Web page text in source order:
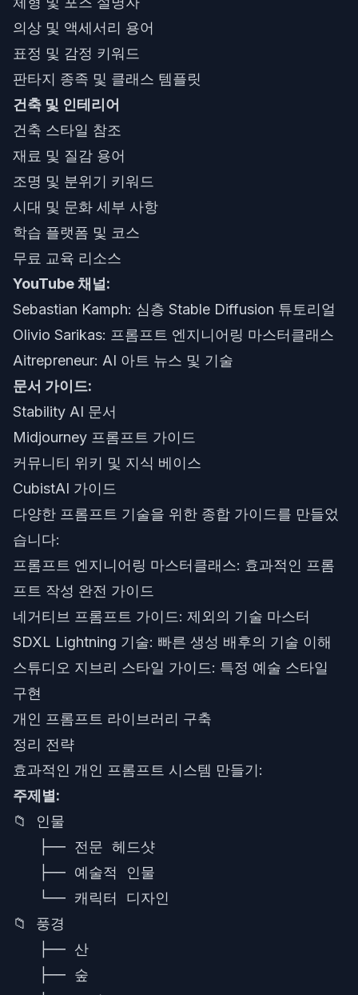
의상 및 액세서리 용어
표정 및 감정 키워드
판타지 종족 및 클래스 템플릿
건축 및 인테리어
건축 스타일 참조
재료 및 질감 용어
조명 및 분위기 키워드
시대 및 문화 세부 사항
학습 플랫폼 및 코스
무료 교육 리소스
YouTube 채널:
Sebastian Kamph: 심층 Stable Diffusion 튜토리얼
Olivio Sarikas: 프롬프트 엔지니어링 마스터클래스
Aitrepreneur: AI 아트 뉴스 및 기술
문서 가이드:
Stability AI 문서
Midjourney 프롬프트 가이드
커뮤니티 위키 및 지식 베이스
CubistAI 가이드
다양한 프롬프트 기술을 위한 종합 가이드를 만들었
습니다:
프롬프트 엔지니어링 마스터클래스: 효과적인 프롬
프트 작성 완전 가이드
네거티브 프롬프트 가이드: 제외의 기술 마스터
SDXL Lightning 기술: 빠른 생성 배후의 기술 이해
스튜디오 지브리 스타일 가이드: 특정 예술 스타일
구현
개인 프롬프트 라이브러리 구축
정리 전략
효과적인 개인 프롬프트 시스템 만들기:
주제별:
📁 인물
   ├── 전문 헤드샷
   ├── 예술적 인물
   └── 캐릭터 디자인
📁 풍경
   ├── 산
   ├── 숲